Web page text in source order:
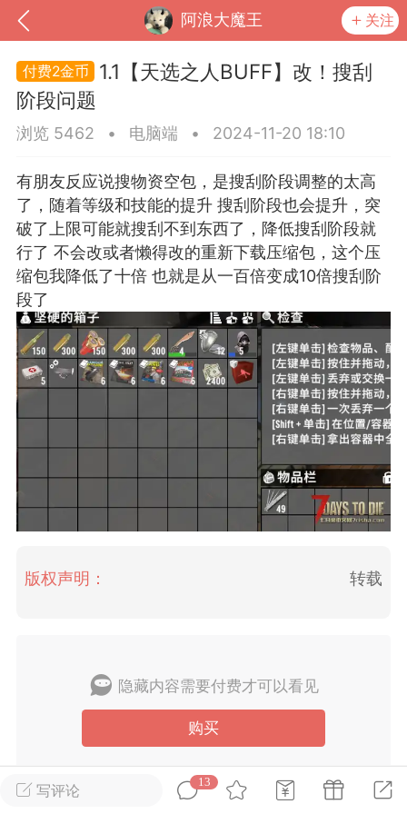
阿浪大魔王 关注
我的钱包
MOD下载 攻略教程 联机招募
大人
02-10 15:45
电脑端 其他&工具
卖挂
禁止发布联机可用的作弊模组，
单机辅助引流私下售卖服务器外挂！
作弊模组的发布规范近期收到一些信息
作弊模组在联机服务器使用,为了维护游
2.23w
大人
Lv.8
写评论
13
2金币
1.1【天选之人BUFF】改！搜刮
阶段问题
浏览 5462 • 电脑端 • 2024-11-20 18:10
有朋友反应说搜物资空包，是搜刮阶段调整的太高
了，随着等级和技能的提升 搜刮阶段也会提升，突
破了上限可能就搜刮不到东西了，降低搜刮阶段就
行了 不会改或者懒得改的重新下载压缩包，这个压
缩包我降低了十倍 也就是从一百倍变成10倍搜刮阶
段了
版权声明： 转载
隐藏内容需要付费才可以看见
购买